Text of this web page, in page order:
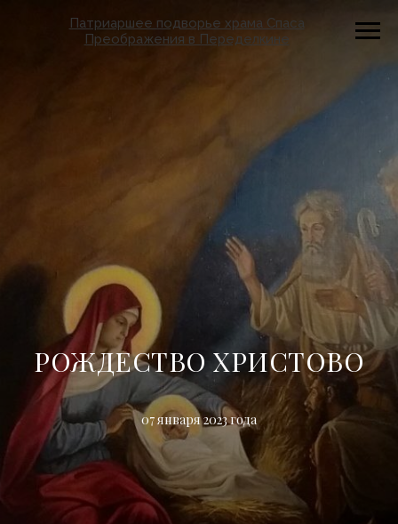
Патриаршее подворье храма Спаса
Преображения в Переделкине
РОЖДЕСТВО ХРИСТОВО
07 января 2023 года